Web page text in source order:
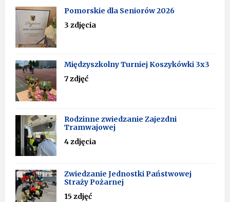
Pomorskie dla Seniorów 2026
3 zdjęcia
Międzyszkolny Turniej Koszykówki 3x3
7 zdjęć
Rodzinne zwiedzanie Zajezdni
Tramwajowej
4 zdjęcia
Zwiedzanie Jednostki Państwowej
Straży Pożarnej
15 zdjęć